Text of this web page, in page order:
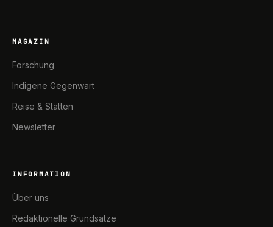
MAGAZIN
Forschung
Indigene Gegenwart
Reise & Stätten
Newsletter
INFORMATION
Über uns
Redaktionelle Grundsätze